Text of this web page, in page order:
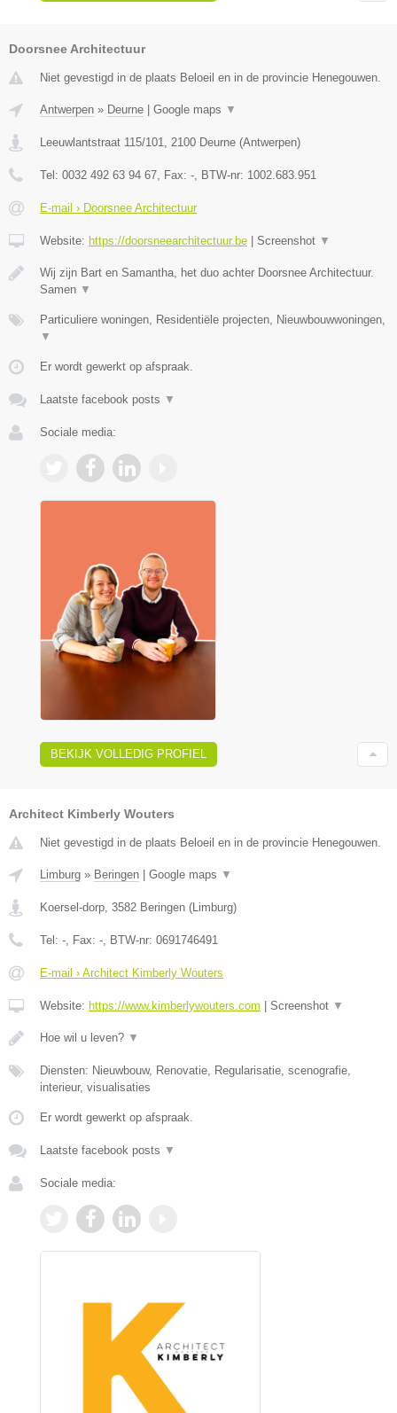
Doorsnee Architectuur
Niet gevestigd in de plaats Beloeil en in de provincie Henegouwen.
Antwerpen » Deurne | Google maps ▼
Leeuwlantstraat 115/101 2100 Deurne (Antwerpen)
Tel: 0032 492 63 94 67 , Fax: - , BTW-nr: 1002.683.951
E-mail › Doorsnee Architectuur
Website: https://doorsneearchitectuur.be | Screenshot ▼
Wij zijn Bart en Samantha, het duo achter Doorsnee Architectuur.
Samen ▼
Particuliere woningen, Residentiële projecten, Nieuwbouwwoningen,
▼
Er wordt gewerkt op afspraak.
Laatste facebook posts ▼
Sociale media:
BEKIJK VOLLEDIG PROFIEL
Architect Kimberly Wouters
Niet gevestigd in de plaats Beloeil en in de provincie Henegouwen.
Limburg » Beringen Google maps ▼
Koersel-dorp 3582 Beringen ( Limburg)
Tel: - , Fax: - , BTW-nr: 0691746491
E-mail › Architect Kimberly Wouters
Website: https://www.kimberlywouters.com Screenshot ▼
Hoe wil u leven? ▼
Diensten: Nieuwbouw, Renovatie, Regularisatie, scenografie,
interieur, visualisaties
Er wordt gewerkt op afspraak.
Laatste facebook posts ▼
Sociale media: